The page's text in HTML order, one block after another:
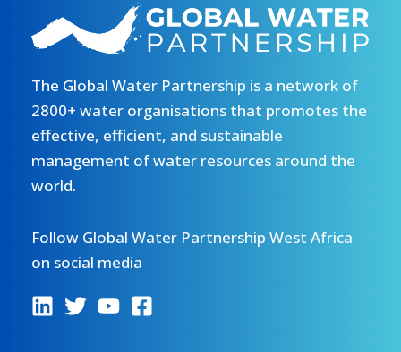
The Global Water Partnership is a network of
2800+ water organisations that promotes the
effective, efficient, and sustainable
management of water resources around the
world.
Follow Global Water Partnership West Africa
on social media